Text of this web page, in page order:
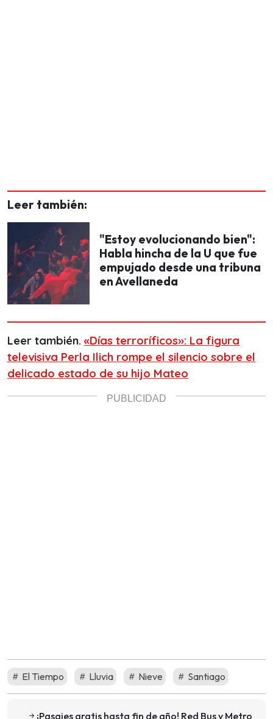
Leer también:
"Estoy evolucionando bien":
Habla hincha de la U que fue
empujado desde una tribuna
en Avellaneda
Leer también. «Días terroríficos»: La figura
televisiva Perla Ilich rompe el silencio sobre el
delicado estado de su hijo Mateo
El Tiempo Lluvia Nieve Santiago
¡Pasajes gratis hasta fin de año! Red Bus y Metro